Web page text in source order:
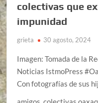
colectivas que
impunidad
grieta 30 agosto, 2024
Imagen: Tomada de la
Noticias IstmoPress
Con fotografías de sus